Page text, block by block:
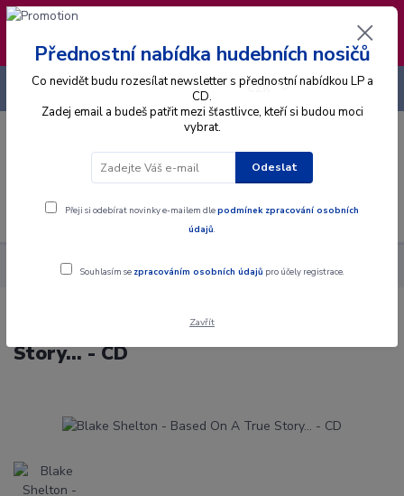
❣️ Od 4.8. do 13.8. čerpám dovolenou. Datum
expedice objednávek se posouvá na pátek
14.8.2026 🐋
Menu
CZK
+420 725 736 293
Alba CD Blake Shelton - Based On A True Story... - CD
Blake Shelton - Based On A True
Story... - CD
Přednostní nabídka hudebních nosičů
Co nevidět budu rozesílat newsletter s přednostní nabídkou LP a
CD.
Zadej email a budeš patřit mezi šťastlivce, kteří si budou moci
vybrat.
Odeslat
Přeji si odebírat novinky e-mailem dlepodmínek zpracování osobních
údajů.
Souhlasím se zpracováním osobních údajů pro účely registrace.
Zavřít